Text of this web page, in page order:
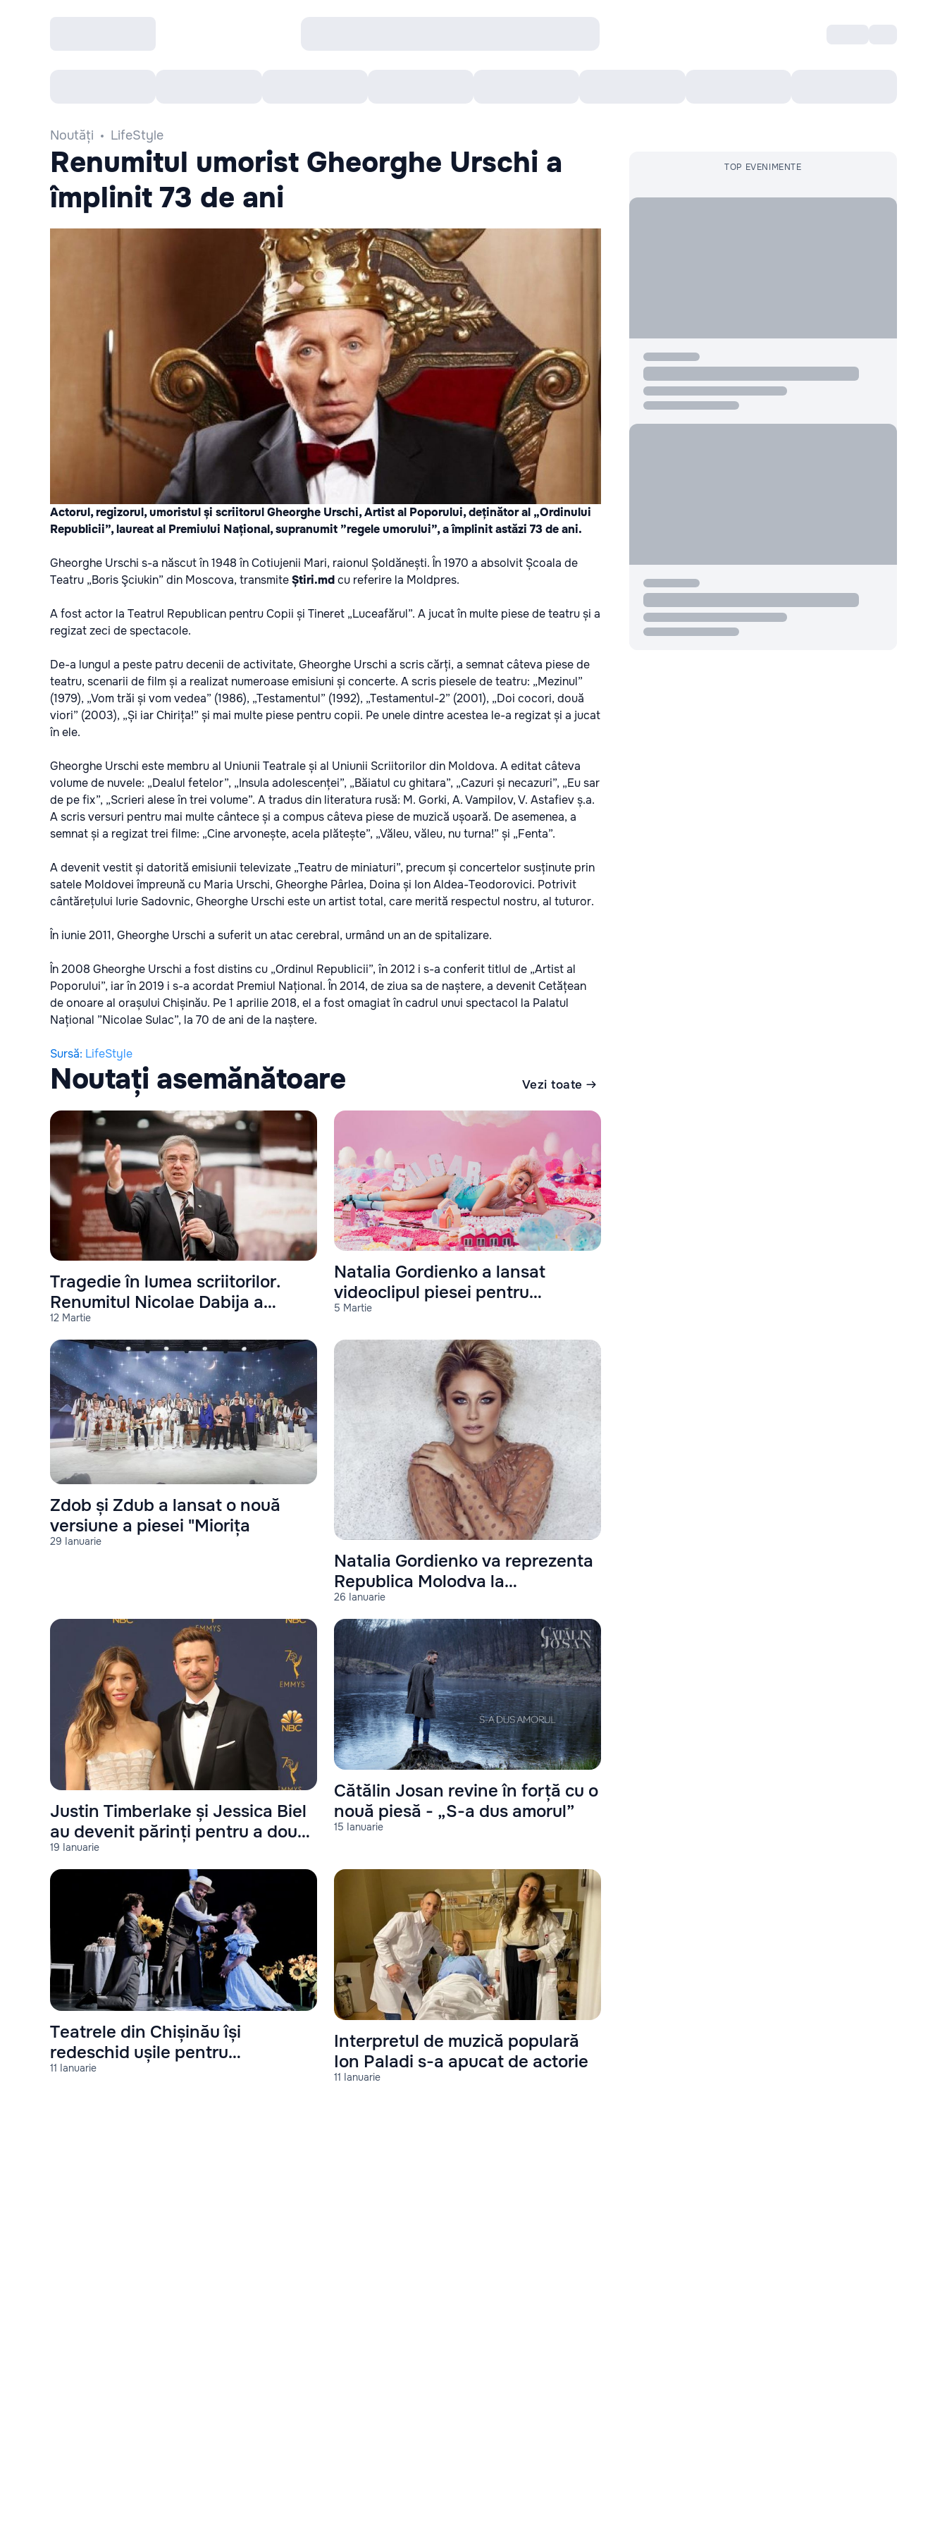
Noutăți LifeStyle
Renumitul umorist Gheorghe Urschi a
împlinit 73 de ani
Actorul, regizorul, umoristul și scriitorul Gheorghe Urschi, Artist al Poporului, deținător al „Ordinului
Republicii”, laureat al Premiului Național, supranumit ”regele umorului”, a împlinit astăzi 73 de ani.
Gheorghe Urschi s-a născut în 1948 în Cotiujenii Mari, raionul Șoldănești. În 1970 a absolvit Școala de
Teatru „Boris Şciukin” din Moscova, transmiteȘtiri.mdcu referire la Moldpres.
A fost actor la Teatrul Republican pentru Copii și Tineret „Luceafărul”. A jucat în multe piese de teatru și a
regizat zeci de spectacole.
De-a lungul a peste patru decenii de activitate, Gheorghe Urschi a scris cărți, a semnat câteva piese de
teatru, scenarii de film și a realizat numeroase emisiuni și concerte. A scris piesele de teatru: „Mezinul”
(1979), „Vom trăi și vom vedea” (1986), „Testamentul” (1992), „Testamentul-2” (2001), „Doi cocori, două
viori” (2003), „Și iar Chirița!” și mai multe piese pentru copii. Pe unele dintre acestea le-a regizat și a jucat
în ele.
Gheorghe Urschi este membru al Uniunii Teatrale și al Uniunii Scriitorilor din Moldova. A editat câteva
volume de nuvele: „Dealul fetelor”, „Insula adolescenței”, „Băiatul cu ghitara”, „Cazuri și necazuri”, „Eu sar
de pe fix”, „Scrieri alese în trei volume”. A tradus din literatura rusă: M. Gorki, A. Vampilov, V. Astafiev ș.a.
A scris versuri pentru mai multe cântece și a compus câteva piese de muzică ușoară. De asemenea, a
semnat și a regizat trei filme: „Cine arvonește, acela plătește”, „Văleu, văleu, nu turna!” și „Fenta”.
A devenit vestit și datorită emisiunii televizate „Teatru de miniaturi”, precum și concertelor susținute prin
satele Moldovei împreună cu Maria Urschi, Gheorghe Pârlea, Doina și Ion Aldea-Teodorovici. Potrivit
cântărețului Iurie Sadovnic, Gheorghe Urschi este un artist total, care merită respectul nostru, al tuturor.
În iunie 2011, Gheorghe Urschi a suferit un atac cerebral, urmând un an de spitalizare.
În 2008 Gheorghe Urschi a fost distins cu „Ordinul Republicii”, în 2012 i s-a conferit titlul de „Artist al
Poporului”, iar în 2019 i s-a acordat Premiul Național. În 2014, de ziua sa de naștere, a devenit Cetățean
de onoare al orașului Chișinău. Pe 1 aprilie 2018, el a fost omagiat în cadrul unui spectacol la Palatul
Național ”Nicolae Sulac”, la 70 de ani de la naștere.
Sursă: LifeStyle
Noutați asemănătoare Vezi toate
12 Martie
Tragedie în lumea scriitorilor.
Renumitul Nicolae Dabija a
decedat
5 Martie
Natalia Gordienko a lansat
videoclipul piesei pentru
Eurovision 2021
29 Ianuarie
Zdob și Zdub a lansat o nouă
versiune a piesei "Miorița
26 Ianuarie
Natalia Gordienko va reprezenta
Republica Molodva la
„Eurovision-2021”
19 Ianuarie
Justin Timberlake și Jessica Biel
au devenit părinți pentru a doua
oară
15 Ianuarie
Cătălin Josan revine în forță cu o
nouă piesă - „S-a dus amorul”
11 Ianuarie
Teatrele din Chișinău își
redeschid ușile pentru
spectotorii săi
11 Ianuarie
Interpretul de muzică populară
Ion Paladi s-a apucat de actorie
TOP EVENIMENTE